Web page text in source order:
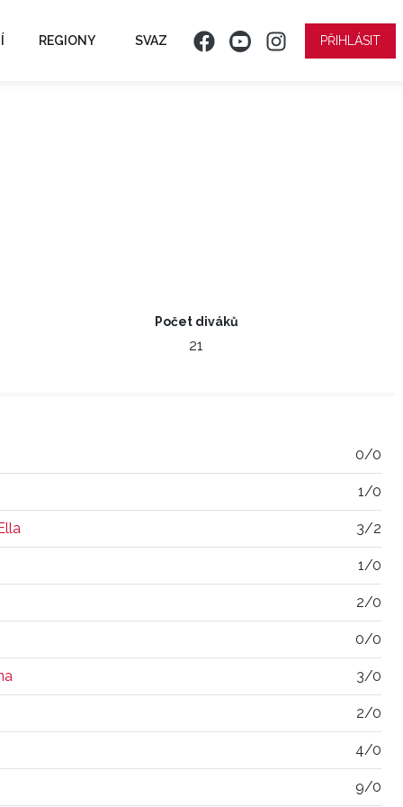
REGIONY SVAZ PŘIHLÁSIT
Počet diváků
21
0/0
1/0
3/2
1/0
2/0
0/0
3/0
2/0
4/0
9/0